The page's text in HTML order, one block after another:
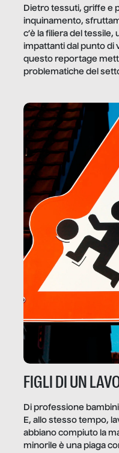
Dietro tessuti, griffe e
inquinamento,
c’è la filiera del tessile,
impattanti dal punto di
questo reportage
problematiche del
FIGLI DI UN
Di professione
E, allo stesso tempo,
abbiano compiuto la
minorile è una piaga